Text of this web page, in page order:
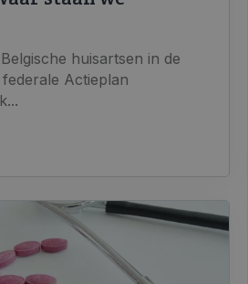
huisartsen in de
Actieplan